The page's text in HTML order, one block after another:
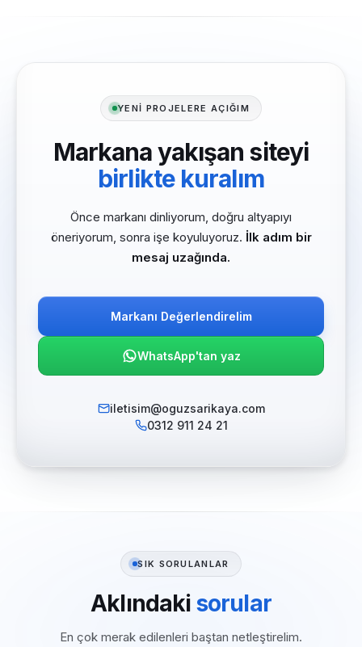
YENİ PROJELERE AÇIĞIM
Markana yakışan siteyi
birlikte kuralım
Önce markanı dinliyorum, doğru altyapıyı
öneriyorum, sonra işe koyuluyoruz. İlk adım bir
mesaj uzağında.
Markanı Değerlendirelim
WhatsApp'tan yaz
iletisim@oguzsarikaya.com
0312 911 24 21
SIK SORULANLAR
Aklındaki sorular
En çok merak edilenleri baştan netleştirelim.